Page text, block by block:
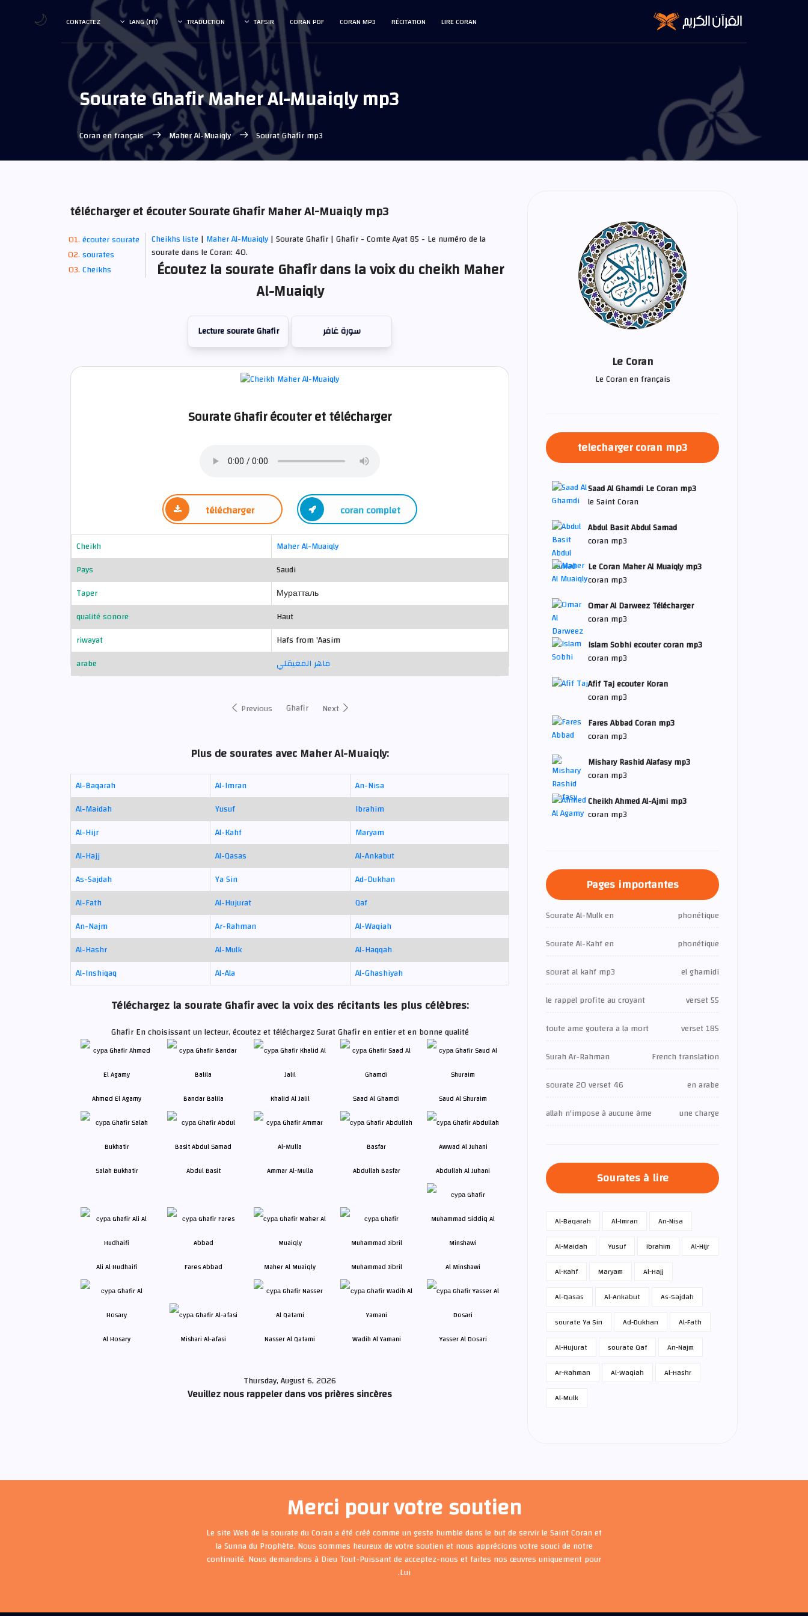
LIRE CORAN
RÉCITATION
CORAN MP3
CORAN PDF
TAFSIR
TRADUCTION
LANG (FR)
CONTACTEZ
Sourate Ghafir Maher Al-Muaiqly mp3
Coran en français Maher Al-Muaiqly Sourat Ghafir mp3
télécharger et écouter Sourate Ghafir Maher Al-Muaiqly mp3
écouter sourate
sourates
Cheikhs
Cheikhs liste | Maher Al-Muaiqly| Sourate Ghafir | Ghafir - Comte Ayat 85 - Le numéro de la
sourate dans le Coran: 40.
Écoutez la sourate Ghafir dans la voix du cheikh Maher
Al-Muaiqly
Lecture sourate Ghafir سورة غافر
Sourate Ghafir écouter et télécharger
télécharger coran complet
Cheikh
Maher Al-Muaiqly
Pays
Saudi
Taper
Муратталь
qualité sonore
Haut
riwayat
Hafs from 'Aasim
arabe
ماهر المعيقلي
Previous Ghafir Next
Plus de sourates avec Maher Al-Muaiqly:
Al-Baqarah Al-Imran
An-Nisa
Al-Maidah
Yusuf
Ibrahim
Al-Hijr
Al-Kahf
Maryam
Al-Hajj
Al-Qasas
Al-Ankabut
As-Sajdah
Ya Sin
Ad-Dukhan
Al-Fath
Al-Hujurat
Qaf
An-Najm
Ar-Rahman
Al-Waqiah
Al-Hashr
Al-Mulk
Al-Haqqah
Al-Inshiqaq
Al-Ala Al-Ghashiyah
Téléchargez la sourate Ghafir avec la voix des récitants les plus célèbres:
Ghafir En choisissant un lecteur, écoutez et téléchargez Surat Ghafir en entier et en bonne qualité
Ahmed El Agamy Bandar Balila Khalid Al Jalil Saad Al Ghamdi Saud Al Shuraim
Salah Bukhatir Abdul Basit Ammar Al-Mulla Abdullah Basfar Abdullah Al Juhani
Ali Al Hudhaifi Fares Abbad Maher Al Muaiqly Muhammad Jibril Al Minshawi
Al Hosary Mishari Al-afasi Nasser Al Qatami Wadih Al Yamani Yasser Al Dosari
Thursday, August 6, 2026
Veuillez nous rappeler dans vos prières sincères
Le Coran
Le Coran en français
telecharger coran mp3
Saad Al Ghamdi Le Coran mp3
le Saint Coran
Abdul Basit Abdul Samad
coran mp3
Le Coran Maher Al Muaiqly mp3
coran mp3
Omar Al Darweez Télécharger
coran mp3
Islam Sobhi ecouter coran mp3
coran mp3
Afif Taj ecouter Koran
coran mp3
Fares Abbad Coran mp3
coran mp3
Mishary Rashid Alafasy mp3
coran mp3
Cheikh Ahmed Al-Ajmi mp3
coran mp3
Pages importantes
Sourate Al-Mulk en
phonétique
Sourate Al-Kahf en
phonétique
sourat al kahf mp3
el ghamidi
le rappel profite au croyant
verset 55
toute ame goutera a la mort
verset 185
Surah Ar-Rahman
French translation
sourate 20 verset 46
en arabe
allah n'impose à aucune âme
une charge
Sourates à lire
Al-Baqarah Al-Imran
An-Nisa
Al-Maidah
Yusuf Ibrahim
Al-Hijr
Al-Kahf
Maryam
Al-Hajj
Al-Qasas
Al-Ankabut
As-Sajdah
sourate Ya Sin
Ad-Dukhan
Al-Fath
Al-Hujurat
sourate Qaf
An-Najm
Ar-Rahman
Al-Waqiah
Al-Hashr
Al-Mulk
Merci pour votre soutien
Le site Web de la sourate du Coran a été créé comme un geste humble dans le but de servir le Saint Coran et
la Sunna du Prophète. Nous sommes heureux de votre soutien et nous apprécions votre souci de notre
continuité. Nous demandons à Dieu Tout-Puissant de acceptez-nous et faites nos œuvres uniquement pour
Lui.
🌙